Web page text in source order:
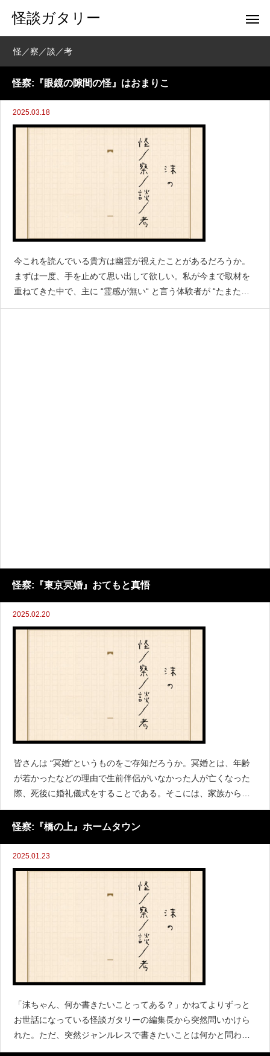
怪談ガタリー
怪／察／談／考
怪察:『眼鏡の隙間の怪』はおまりこ
2025.03.18
今これを読んでいる貴方は幽霊が視えたことがあるだろうか。
まずは一度、手を止めて思い出して欲しい。私が今まで取材を
重ねてきた中で、主に “霊感が無い“ と言う体験者が “たまたま
視えた“ というケースで多い幽霊の視え方というのは、「一瞬視
怪察:『東京冥婚』おてもと真悟
2025.02.20
皆さんは “冥婚“というものをご存知だろうか。冥婚とは、年齢
が若かったなどの理由で生前伴侶がいなかった人が亡くなった
際、死後に婚礼儀式をすることである。そこには、家族からの
あの世での幸せを祈る意味が込められていたり、宗教上の考え
やその地域に伝わる教えなどから来る「災いから家族を守る」
怪察:『橋の上』ホームタウン
2025.01.23
「沫ちゃん、何か書きたいことってある？」かねてよりずっと
お世話になっている怪談ガタリーの編集長から突然問いかけら
れた。ただ、突然ジャンルレスで書きたいことは何かと問われ
ても、パッとは何も浮かばない流され体質の現代人。やっとの